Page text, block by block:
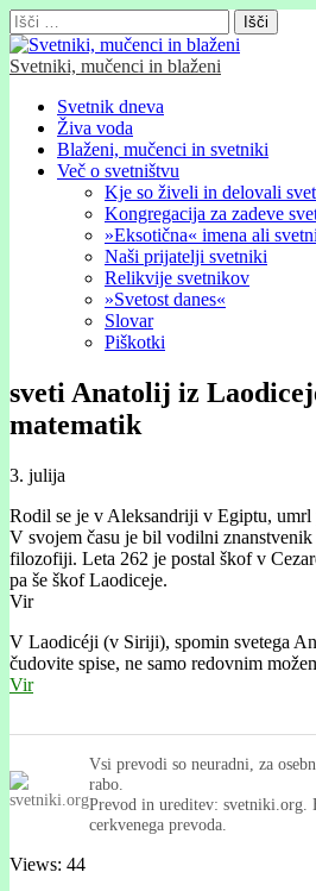
Išči:
Svetniki, mučenci in blaženi
Glavni
meni
Skip
content
Svetnik dneva
Živa voda
Blaženi, mučenci in svetniki
Več o svetništvu
Kje so živeli in delovali
Kongregacija za zadeve
»Eksotična« imena ali
Naši prijatelji svetniki
Relikvije svetnikov
»Svetost danes«
Slovar
Piškotki
sveti Anatolij iz
matematik
3. julija
Rodil se je v Aleksandriji v Egiptu, umrl
V svojem času je bil vodilni
filozofiji. Leta 262 je postal škof v
pa še škof Laodiceje.
Vir
V Laodicéji (v Siriji), spomin svetega
čudovite spise, ne samo redovnim
Vir
Vsi prevodi so neuradni, za
rabo.
Prevod in ureditev: svetniki.org.
cerkvenega prevoda.
Views: 44